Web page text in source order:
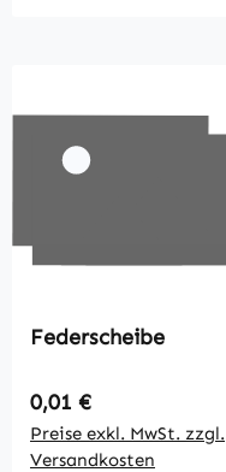
Federscheibe
Regulärer Preis:
0,01 €
Preise exkl. MwSt. zzgl.
Versandkosten